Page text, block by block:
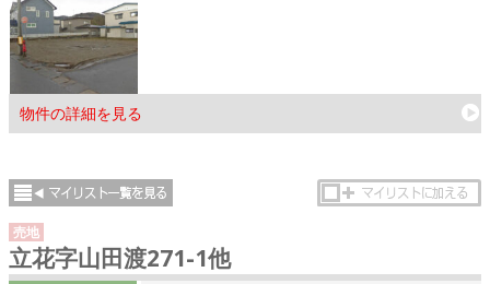
物件の詳細を見る
売地
立花字山田渡271-1他